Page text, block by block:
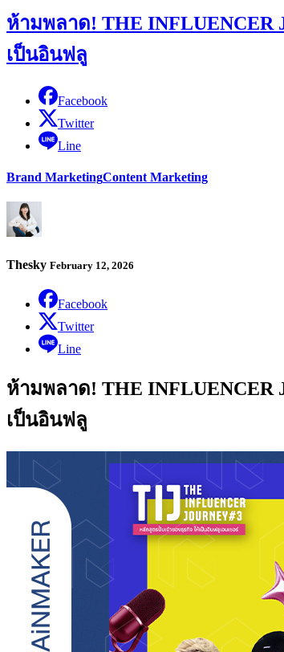
ห้ามพลาด! THE INFLUENCER
เป็นอินฟลู
Facebook
Twitter
Line
Brand MarketingContent Marketing
Thesky February 12, 2026
Facebook
Twitter
Line
ห้ามพลาด! THE INFLUENCER
เป็นอินฟลู